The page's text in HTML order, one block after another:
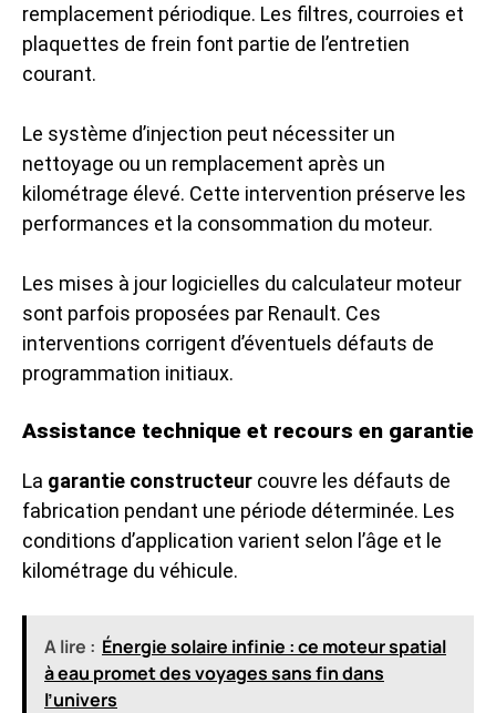
remplacement périodique. Les filtres, courroies et
plaquettes de frein font partie de l’entretien
courant.
Le système d’injection peut nécessiter un
nettoyage ou un remplacement après un
kilométrage élevé. Cette intervention préserve les
performances et la consommation du moteur.
Les mises à jour logicielles du calculateur moteur
sont parfois proposées par Renault. Ces
interventions corrigent d’éventuels défauts de
programmation initiaux.
Assistance technique et recours en garantie
La garantie constructeur couvre les défauts de
fabrication pendant une période déterminée. Les
conditions d’application varient selon l’âge et le
kilométrage du véhicule.
A lire : Énergie solaire infinie : ce moteur spatial
à eau promet des voyages sans fin dans
l’univers